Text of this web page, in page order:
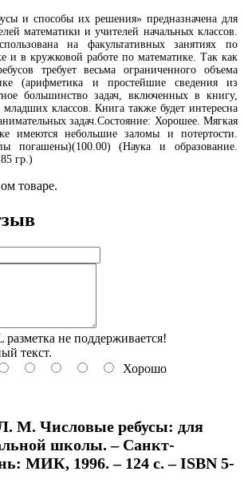
и способы их решения» предназначена для
математики и учителей начальных классов.
на факультативных занятиях по
и в кружковой работе по математике. Так как
требует весьма ограниченного объема
(арифметика и простейшие сведения из
большинство задач, включенных в книгу,
классов. Книга также будет интересна
задач.Состояние: Хорошее. Мягкая
имеются небольшие заломы и потертости.
погашены)(100.00) (Наука и образование.
гр.)
товаре.
не поддерживается!
текст.
Хорошо
М. Числовые ребусы: для
школы. – Санкт-
МИК, 1996. – 124 с. – ISBN 5-